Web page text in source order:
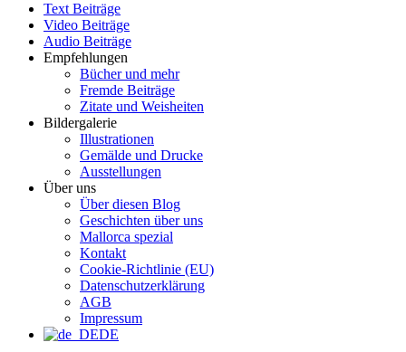
Text Beiträge
Video Beiträge
Audio Beiträge
Empfehlungen
Bücher und mehr
Fremde Beiträge
Zitate und Weisheiten
Bildergalerie
Illustrationen
Gemälde und Drucke
Ausstellungen
Über uns
Über diesen Blog
Geschichten über uns
Mallorca spezial
Kontakt
Cookie-Richtlinie (EU)
Datenschutzerklärung
AGB
Impressum
DE